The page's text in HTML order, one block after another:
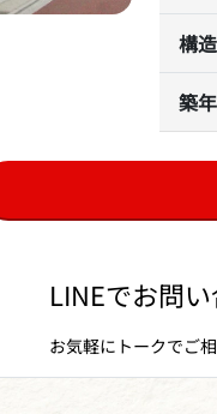
構造
築
LINEでお問
お気軽にトークでご